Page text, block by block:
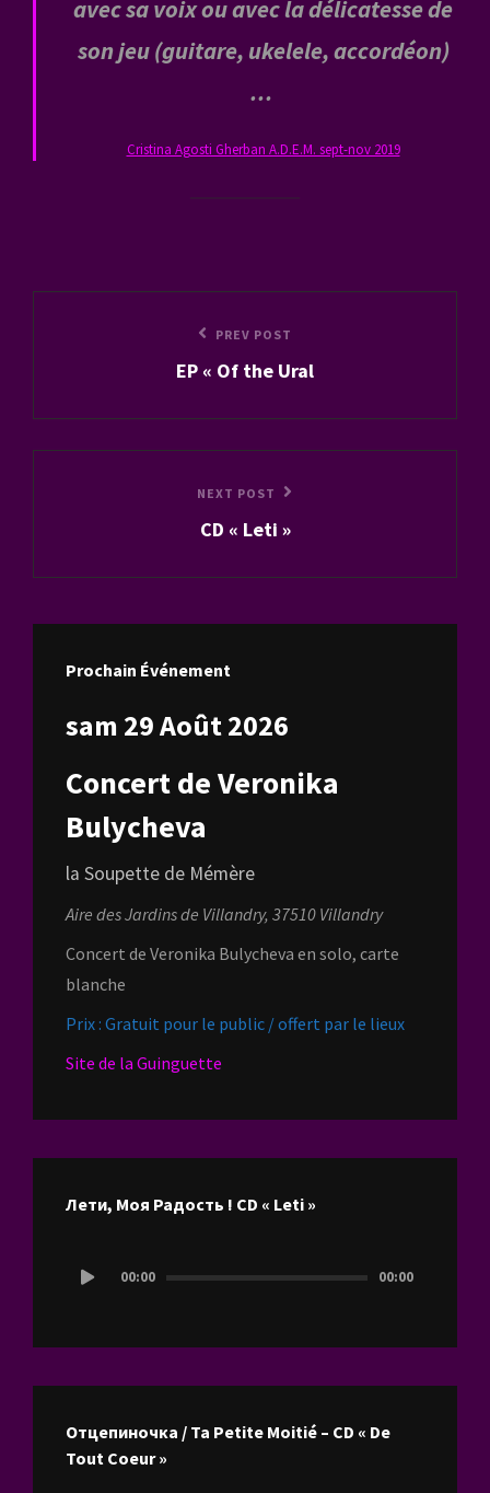
avec sa voix ou avec la délicatesse de
son jeu (guitare, ukelele, accordéon)
…
Cristina Agosti Gherban A.D.E.M. sept-nov 2019
PREV POST
EP « Of the Ural
NEXT POST
CD « Leti »
Prochain Événement
sam 29 Août 2026
Concert de Veronika
Bulycheva
la Soupette de Mémère
Aire des Jardins de Villandry, 37510 Villandry
Concert de Veronika Bulycheva en solo, carte
blanche
Prix : Gratuit pour le public / offert par le lieux
Site de la Guinguette
Лети, Моя Радость ! CD « Leti »
audio
00:00 00:00
Отцепиночка / Ta Petite Moitié – CD « De
Tout Coeur »